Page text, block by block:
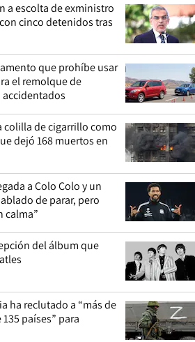
a escolta de exministro
cinco detenidos tras
que prohíbe usar
el remolque de
colilla de cigarrillo como
dejó 168 muertos en
a Colo Colo y un
de parar, pero
calma”
del álbum que
ha reclutado a “más de
países” para